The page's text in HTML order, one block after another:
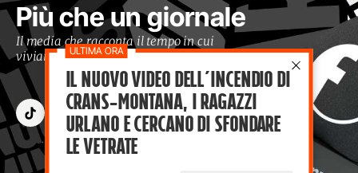
Più che un giornale
Il media che racconta il tempo in cui
viviamo con occhi moderni
Il nuovo video dell’incendio di
Crans-Montana, i ragazzi
Urlano e cercano di sfondare
le vetrate